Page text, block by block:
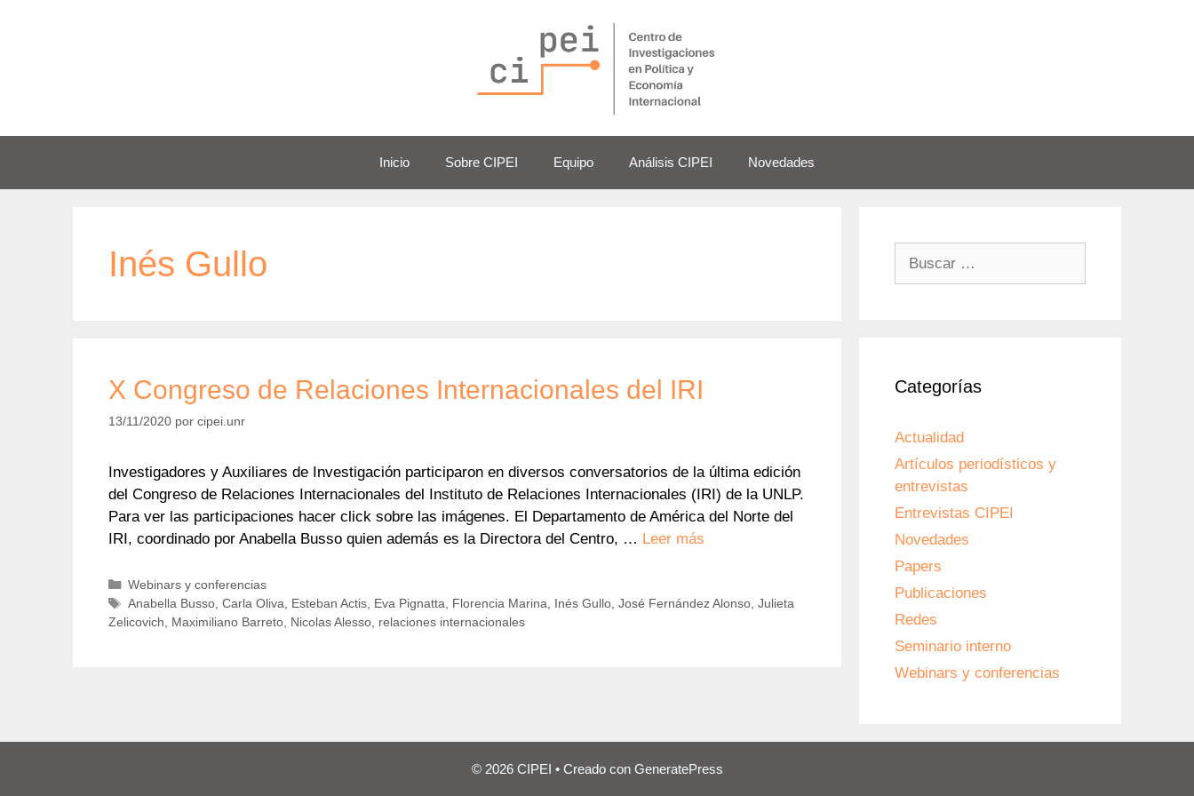
Inicio Sobre CIPEI Equipo Análisis CIPEI Novedades
Inés Gullo
X Congreso de Relaciones Internacionales del IRI
13/11/2020 por cipei.unr
Investigadores y Auxiliares de Investigación participaron en diversos conversatorios de la última edición
del Congreso de Relaciones Internacionales del Instituto de Relaciones Internacionales (IRI) de la UNLP.
Para ver las participaciones hacer click sobre las imágenes. El Departamento de América del Norte del
IRI, coordinado por Anabella Busso quien además es la Directora del Centro, … Leer más
Categorías
Webinars y conferencias
Etiquetas
Anabella Busso, Carla Oliva Esteban Actis, Eva Pignatta Florencia Marina Inés Gullo, José Fernández Alonso, Julieta
Zelicovich
Maximiliano Barreto Nicolas Alesso relaciones internacionales
Categorías
Actualidad
Artículos periodísticos y
entrevistas
Entrevistas CIPEI
Novedades
Papers
Publicaciones
Redes
Seminario interno
Webinars y conferencias
© 2026 CIPEI • Creado con GeneratePress